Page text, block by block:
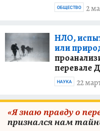
2
ОБЩЕСТВО
НЛО,
или
перевале
22
НАУКА
«Я знаю правду о
признался нам